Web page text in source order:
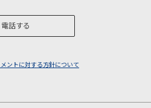
電話する
ントに対する方針について